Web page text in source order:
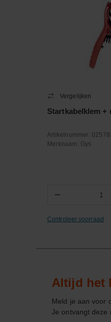
Vergelijken
Startkabelklem +
Artikelnummer:
Merknaam: Gys
−
Controleer voorraad
Altijd het
Meld je aan voor
Je ontvangt deze